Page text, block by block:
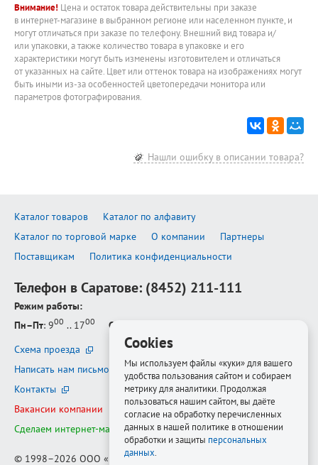
Внимание! Цена и остаток товара действительны при заказе
в интернет-магазине в выбранном регионе или населенном пункте, и
могут отличаться при заказе по телефону. Внешний вид товара и/
или упаковки, а также количество товара в упаковке и его
характеристики могут быть изменены изготовителем и отличаться
от указанных на сайте. Цвет или оттенок товара на изображениях могут
быть иными из-за особенностей цветопередачи монитора или
параметров фотографирования.
Нашли ошибку в описании товара?
Каталог товаров
Каталог по алфавиту
Каталог по торговой марке
О компании
Партнеры
Поставщикам
Политика конфиденциальности
Телефон в Саратове: (8452) 211-111
Режим работы:
Пн–Пт: 900 .. 1700 Сб–Вс
Схема проезда
Написать нам письмо
Контакты
Вакансии компании
Сделаем интернет-магазин ещё лучше
© 1998–2026 ООО «Белфорт-РМ»
Cookies
Мы используем файлы «куки» для вашего
удобства пользования сайтом и собираем
метрику для аналитики. Продолжая
пользоваться нашим сайтом, вы даёте
согласие на обработку перечисленных
данных в нашей политике в отношении
обработки и защиты персональных
данных